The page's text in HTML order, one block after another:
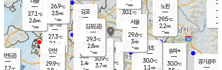
과천
경기광주
경서동
27.3℃
2.1 m/s
-mm
27.1℃
2.6m/s
-mm
-
-m/
-
김포
- ℃
-m/s
mm
광명
31.0
℃
부천
30.6℃
1.4m/s
26.9℃
2.5m/s
-mm
구로
30.9℃
3.7m/s
30.1℃
2.7 m/s
- mm
노원
29.5℃
2.2m/s
-mm
송파*
30.0℃
서초
30.0℃
1.1 m/s
-mm
인천(공)
27.7℃
김포(공)
29.3℃
2.8m/s
-mm
인천
29.9℃
서울
29.6℃
3m/s
-mm